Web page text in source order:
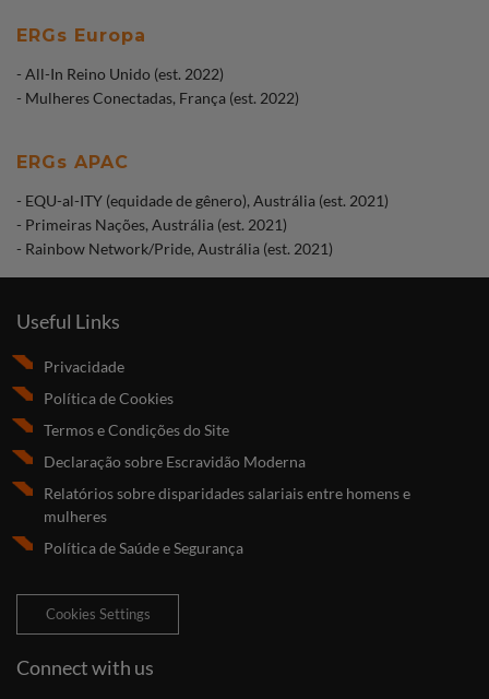
ERGs Europa
- All-In Reino Unido (est. 2022)
- Mulheres Conectadas, França (est. 2022)
ERGs APAC
- EQU-al-ITY (equidade de gênero), Austrália (est. 2021)
- Primeiras Nações, Austrália (est. 2021)
- Rainbow Network/Pride, Austrália (est. 2021)
Useful Links
Privacidade
Política de Cookies
Termos e Condições do Site
Declaração sobre Escravidão Moderna
Relatórios sobre disparidades salariais entre homens e
mulheres
Política de Saúde e Segurança
Cookies Settings
Connect with us